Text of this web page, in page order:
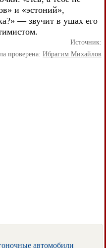
и «эстоний»,
— звучит в ушах его
Источник:
проверена: Ибрагим Михайлов
автомобили